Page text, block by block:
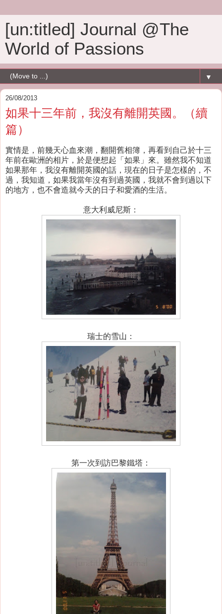
[un:titled] Journal @The
World of Passions
▼
26/08/2013
如果十三年前，我沒有離開英國。（續
篇）
實情是，前幾天心血來潮，翻開舊相簿，再看到自己於十三
年前在歐洲的相片，於是便想起「如果」來。雖然我不知道
如果那年，我沒有離開英國的話，現在的日子是怎樣的，不
過，我知道，如果我當年沒有到過英國，我就不會到過以下
的地方，也不會造就今天的日子和愛酒的生活。
意大利威尼斯：
瑞士的雪山：
第一次到訪巴黎鐵塔：